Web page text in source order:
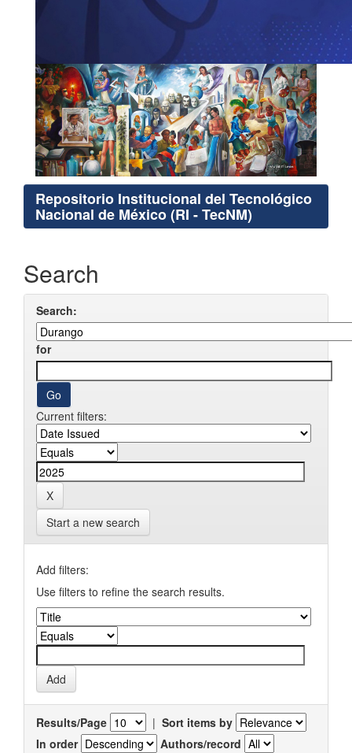
Repositorio Institucional del Tecnológico
Nacional de México (RI - TecNM)
Search
Search:
for
Current filters:
Start a new search
Add filters:
Use filters to refine the search results.
Results/Page | Sort items by
In order
Authors/record